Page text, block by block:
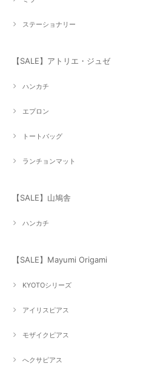
ステーショナリー
【SALE】アトリエ・ジュゼ
ハンカチ
エプロン
トートバッグ
ランチョンマット
【SALE】山鳩舎
ハンカチ
【SALE】Mayumi Origami
KYOTOシリーズ
アイリスピアス
モザイクピアス
へクサピアス